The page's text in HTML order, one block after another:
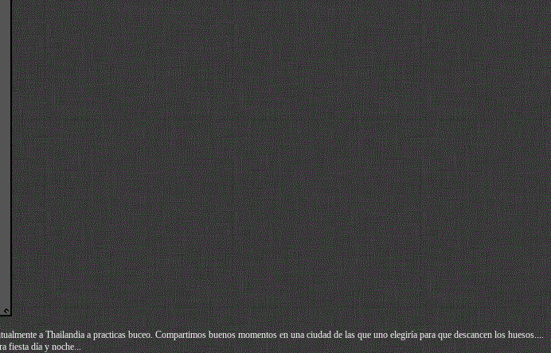
a Thailandia a practicas buceo.Compartimos buenos momentos en una ciudad de las que uno elegiría para que descancen los huesos....
fiesta día y noche...